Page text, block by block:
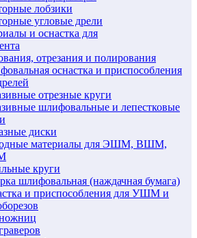
лобзики
угловые дрели
и оснастка для
отрезания и полирования
оснастка и приспособления
отрезные круги
шлифовальные и лепестковые
диски
материалы для ЭШМ, ВШМ,
круги
шлифовальная (наждачная бумага)
и приспособления для УШМ и